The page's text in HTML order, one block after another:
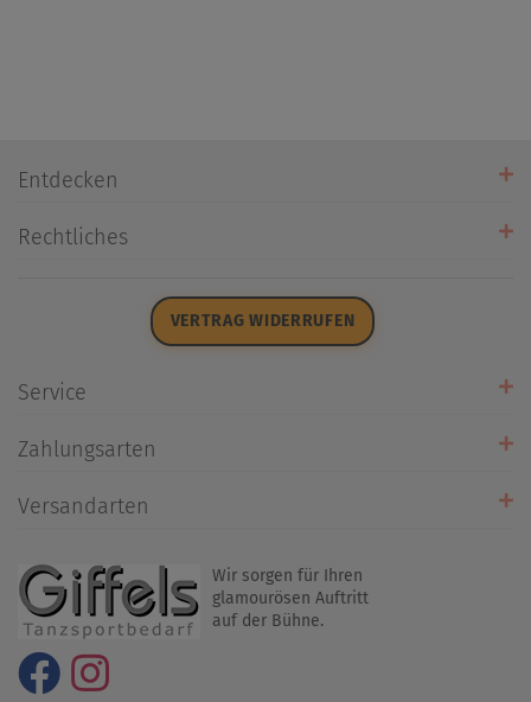
Entdecken
Öffnungszeiten
Rechtliches
VERTRAG WIDERRUFEN
Service
Rückrufservice
Umtausch/Rücksendung
Zahlungsarten
Versandarten
Wir sorgen für Ihren
glamourösen Auftritt
auf der Bühne.